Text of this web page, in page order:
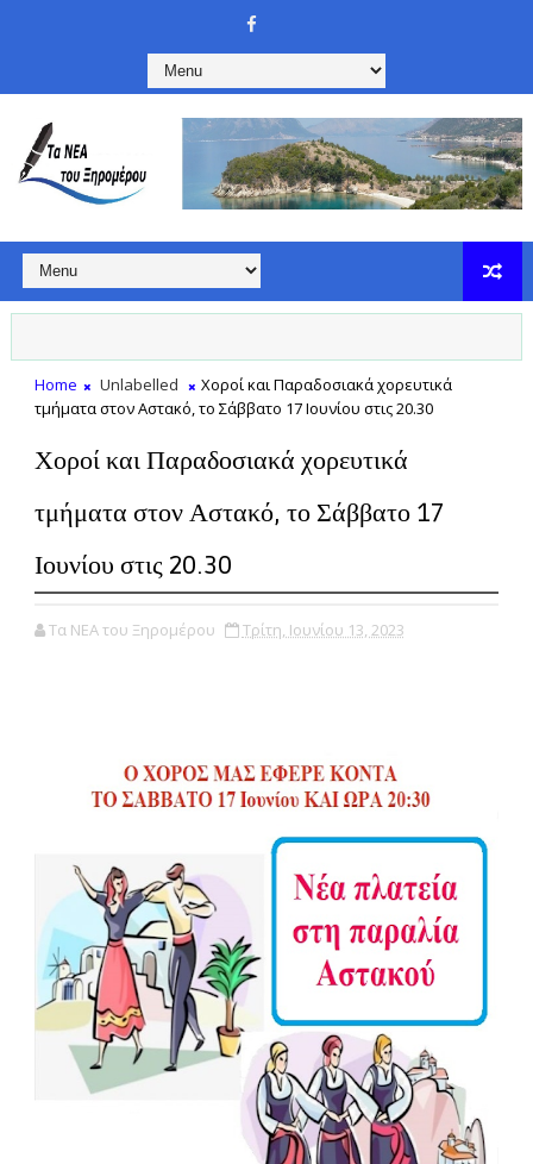
Home Unlabelled
Χοροί και Παραδοσιακά χορευτικά
τμήματα στον Αστακό, το Σάββατο 17 Ιουνίου στις 20.30
Χοροί και Παραδοσιακά χορευτικά
τμήματα στον Αστακό, το Σάββατο 17
Ιουνίου στις 20.30
Τα ΝΕΑ του Ξηρομέρου Τρίτη, Ιουνίου 13, 2023